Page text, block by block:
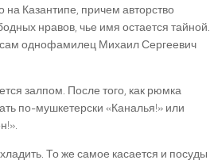
на Казантипе, причем авторство
нравов, чье имя остается тайной.
сам однофамилец Михаил Сергеевич
залпом. После того, как рюмка
по-мушкетерски «Каналья!» или
То же самое касается и посуды